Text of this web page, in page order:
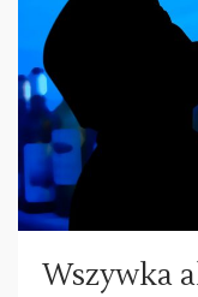
Wszywka